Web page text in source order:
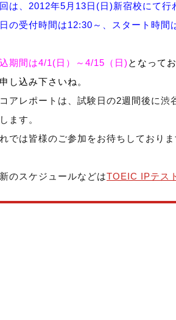
は、2012年5月13日(日)新宿校にて行
の受付時間は12:30～、スタート時間
期間は4/1(日）～4/15（日) となって
し込み下さいね。
アレポートは、試験日の2週間後に
ます。
では皆様のご参加をお待ちしておりま
のスケジュールなどはTOEIC IPテス